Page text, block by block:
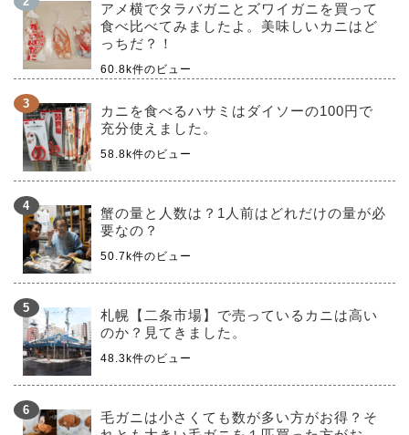
アメ横でタラバガニとズワイガニを買って
食べ比べてみましたよ。美味しいカニはど
っちだ？！
60.8k件のビュー
カニを食べるハサミはダイソーの100円で
充分使えました。
58.8k件のビュー
蟹の量と人数は？1人前はどれだけの量が必
要なの？
50.7k件のビュー
札幌【二条市場】で売っているカニは高い
のか？見てきました。
48.3k件のビュー
毛ガニは小さくても数が多い方がお得？そ